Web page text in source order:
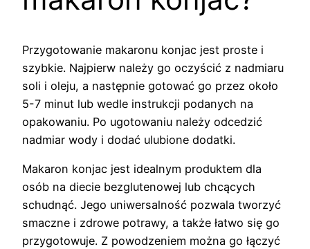
Przygotowanie makaronu konjac jest proste i
szybkie. Najpierw należy go oczyścić z nadmiaru
soli i oleju, a następnie gotować go przez około
5-7 minut lub wedle instrukcji podanych na
opakowaniu. Po ugotowaniu należy odcedzić
nadmiar wody i dodać ulubione dodatki.
Makaron konjac jest idealnym produktem dla
osób na diecie bezglutenowej lub chcących
schudnąć. Jego uniwersalność pozwala tworzyć
smaczne i zdrowe potrawy, a także łatwo się go
przygotowuje. Z powodzeniem można go łączyć